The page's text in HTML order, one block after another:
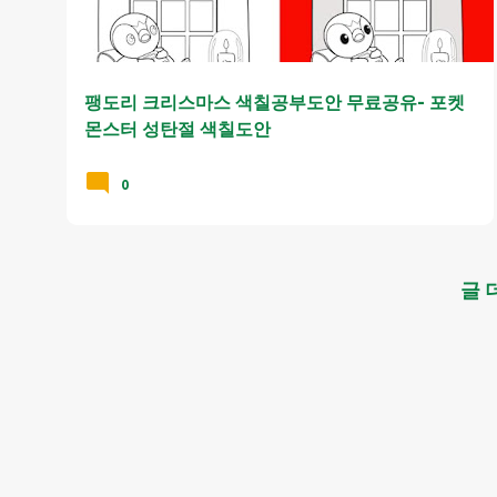
팽도리 크리스마스 색칠공부도안 무료공유- 포켓
몬스터 성탄절 색칠도안
0
글